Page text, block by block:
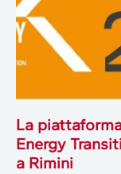
La
Energy
a Rimini